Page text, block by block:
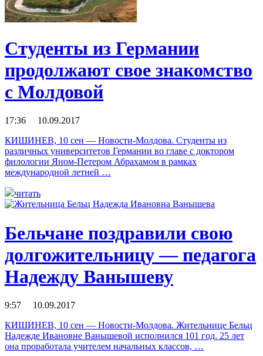
Студенты из Германии
продолжают свое знакомство
с Молдовой
17:36 10.09.2017
КИШИНЕВ, 10 сен — Новости-Молдова. Студенты из
различных университетов Германии во главе с доктором
филологии Яном-Петером Абрахамом в рамках
международной летней …
читать
Бельчане поздравили свою
долгожительницу — педагога
Надежду Ванышеву
9:57 10.09.2017
КИШИНЕВ, 10 сен — Новости-Молдова. Жительнице Бельц
Надежде Ивановне Ванышевой исполнился 101 год. 25 лет
она проработала учителем начальных классов, …